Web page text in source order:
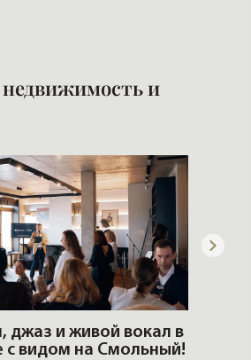
и
джаз и живой вокал в
с видом на Смольный!